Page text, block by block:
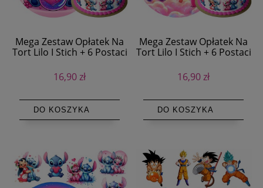
Mega Zestaw Opłatek Na
Tort Lilo I Stich + 6 Postaci
16,90 zł
DO KOSZYKA
Mega Zestaw Opłatek Na
Tort Lilo I Stich + 6 Postaci
16,90 zł
DO KOSZYKA